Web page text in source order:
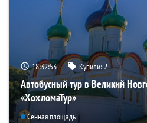
18:32:52 Купили:2
Автобусный тур в Великий
«ХохломаТур»
Сенная площадь